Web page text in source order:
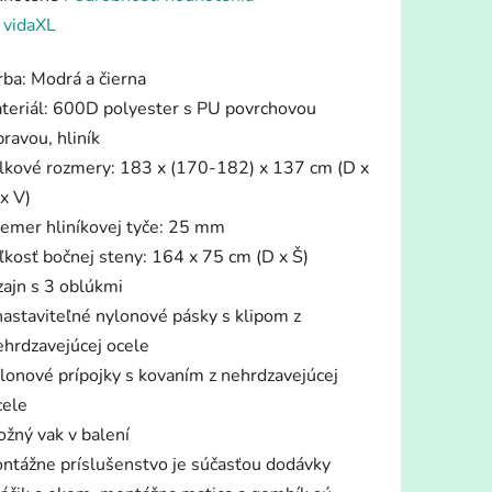
vidaXL
Modrá a čierna
600D polyester s PU povrchovou
hliník
rozmery: 183 x (170-182) x 137 cm (D x
V)
hliníkovej tyče: 25 mm
bočnej steny: 164 x 75 cm (D x Š)
s 3 oblúkmi
nylonové pásky s klipom z
ocele
prípojky s kovaním z nehrdzavejúcej
vak v balení
príslušenstvo je súčasťou dodávky